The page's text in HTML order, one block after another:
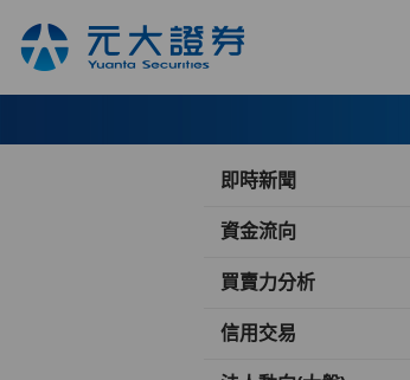
即時新聞
資金流向
買賣力分析
信用交易